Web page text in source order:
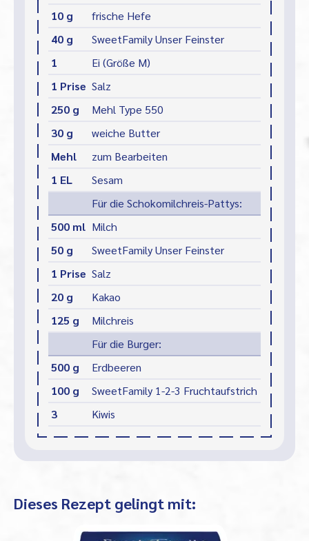
10 g
frische Hefe
40 g
SweetFamily Unser Feinster
1
Ei (Größe M)
1 Prise Salz
250 g
Mehl Type 550
30 g
weiche Butter
Mehl
zum Bearbeiten
1 EL
Sesam
Für die Schokomilchreis-Pattys:
500 ml Milch
50 g
SweetFamily Unser Feinster
1 Prise Salz
20 g
Kakao
125 g
Milchreis
Für die Burger:
500 g
Erdbeeren
100 g
SweetFamily 1-2-3 Fruchtaufstrich
3
Kiwis
Dieses Rezept gelingt mit: